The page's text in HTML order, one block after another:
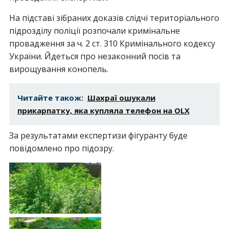
На підставі зібраних доказів слідчі територіального
підрозділу поліції розпочали кримінальне
провадження за ч. 2 ст. 310 Кримінального кодексу
України. Йдеться про незаконний посів та
вирощування конопель.
Читайте також: Шахраї ошукали
прикарпатку, яка купляла телефон на OLX
За результатами експертизи фігуранту буде
повідомлено про підозру.